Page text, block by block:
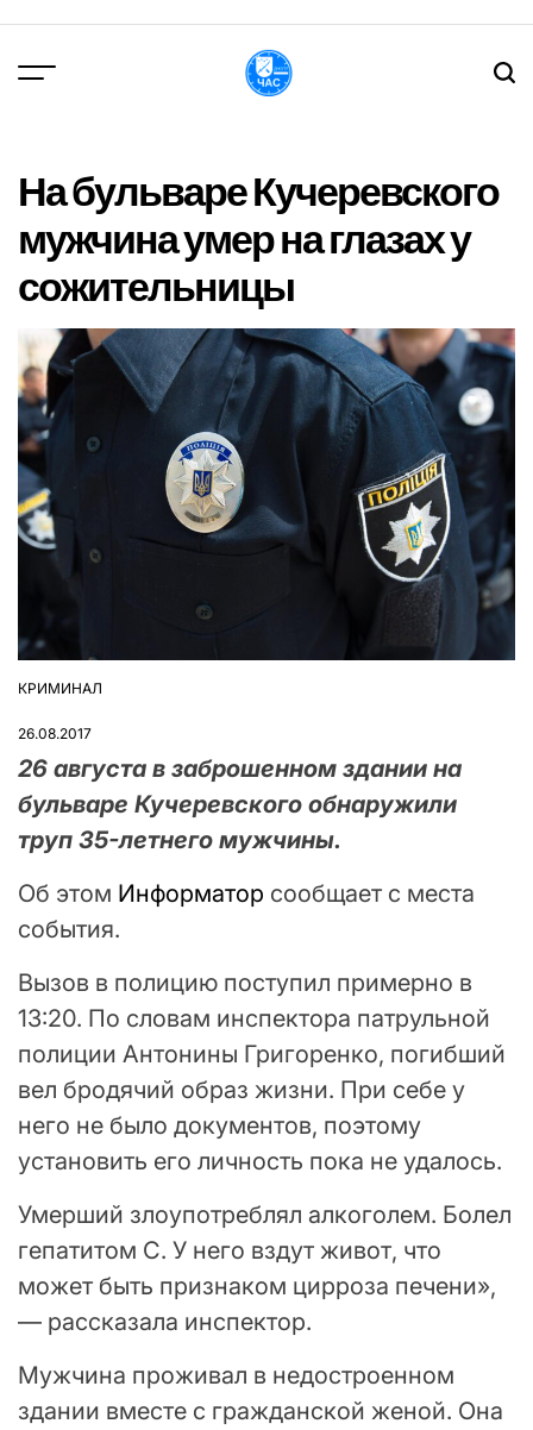
вмісту
На бульваре Кучеревского
мужчина умер на глазах у
сожительницы
ОПУБЛІКУВАТИ
КРИМИНАЛ
26.08.2017
26 августа в заброшенном здании на
бульваре Кучеревского обнаружили
труп 35-летнего мужчины.
Об этом Информатор сообщает с места
события.
Вызов в полицию поступил примерно в
13:20. По словам инспектора патрульной
полиции Антонины Григоренко, погибший
вел бродячий образ жизни. При себе у
него не было документов, поэтому
установить его личность пока не удалось.
Умерший злоупотреблял алкоголем. Болел
гепатитом С. У него вздут живот, что
может быть признаком цирроза печени»,
— рассказала инспектор.
Мужчина проживал в недостроенном
здании вместе с гражданской женой. Она